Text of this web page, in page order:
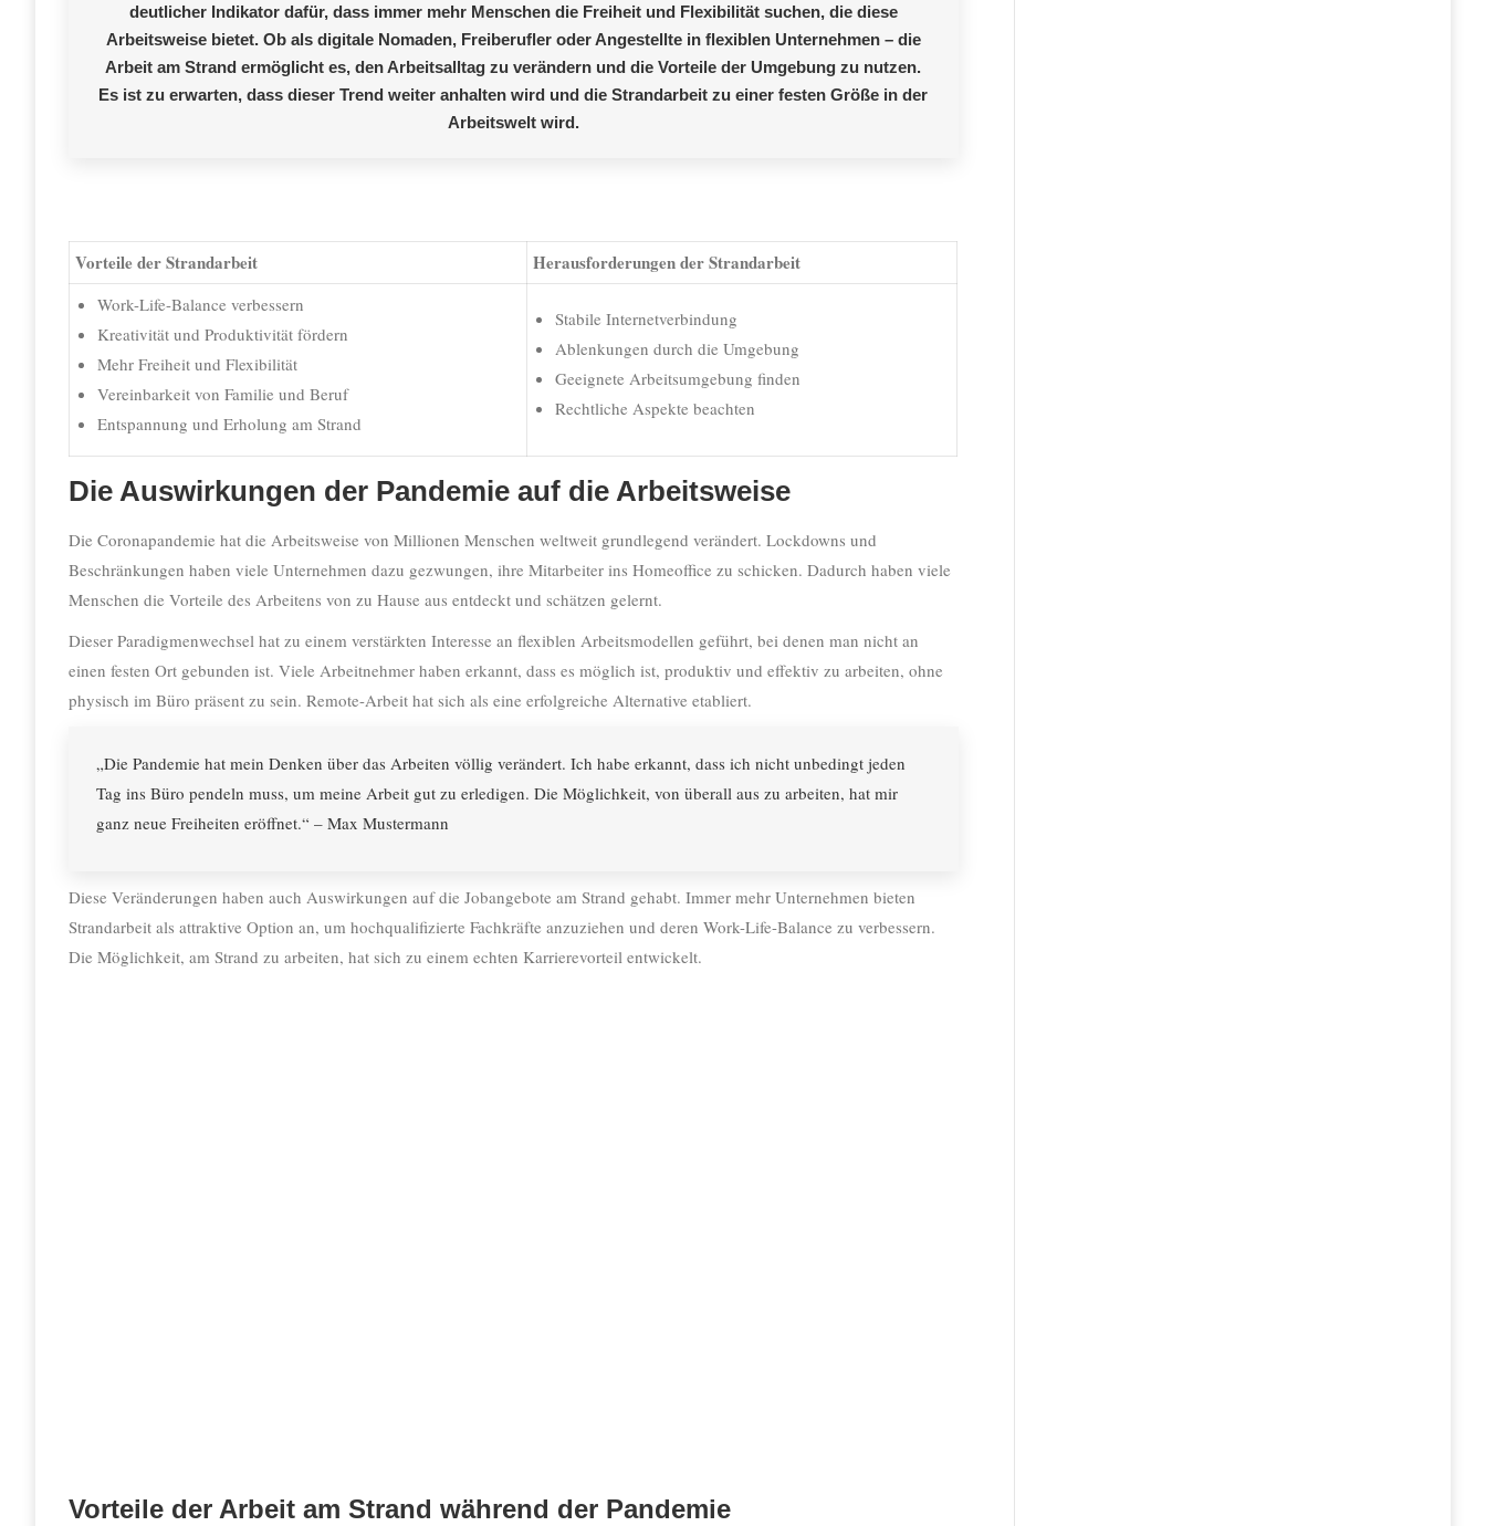
deutlicher Indikator dafür, dass immer mehr Menschen die Freiheit und Flexibilität suchen, die diese
Arbeitsweise bietet. Ob als digitale Nomaden, Freiberufler oder Angestellte in flexiblen Unternehmen – die
Arbeit am Strand ermöglicht es, den Arbeitsalltag zu verändern und die Vorteile der Umgebung zu nutzen.
Es ist zu erwarten, dass dieser Trend weiter anhalten wird und die Strandarbeit zu einer festen Größe in der
Arbeitswelt wird.
Vorteile der Strandarbeit Herausforderungen der Strandarbeit
Work-Life-Balance verbessern
Kreativität und Produktivität fördern
Mehr Freiheit und Flexibilität
Vereinbarkeit von Familie und Beruf
Entspannung und Erholung am Strand
Stabile Internetverbindung
Ablenkungen durch die Umgebung
Geeignete Arbeitsumgebung finden
Rechtliche Aspekte beachten
Die Auswirkungen der Pandemie auf die Arbeitsweise
Die Coronapandemie hat die Arbeitsweise von Millionen Menschen weltweit grundlegend verändert. Lockdowns und
Beschränkungen haben viele Unternehmen dazu gezwungen, ihre Mitarbeiter ins Homeoffice zu schicken. Dadurch haben viele
Menschen die Vorteile des Arbeitens von zu Hause aus entdeckt und schätzen gelernt.
Dieser Paradigmenwechsel hat zu einem verstärkten Interesse an flexiblen Arbeitsmodellen geführt, bei denen man nicht an
einen festen Ort gebunden ist. Viele Arbeitnehmer haben erkannt, dass es möglich ist, produktiv und effektiv zu arbeiten, ohne
physisch im Büro präsent zu sein. Remote-Arbeit hat sich als eine erfolgreiche Alternative etabliert.
„Die Pandemie hat mein Denken über das Arbeiten völlig verändert. Ich habe erkannt, dass ich nicht unbedingt jeden
Tag ins Büro pendeln muss, um meine Arbeit gut zu erledigen. Die Möglichkeit, von überall aus zu arbeiten, hat mir
ganz neue Freiheiten eröffnet.“ – Max Mustermann
Diese Veränderungen haben auch Auswirkungen auf die Jobangebote am Strand gehabt. Immer mehr Unternehmen bieten
Strandarbeit als attraktive Option an, um hochqualifizierte Fachkräfte anzuziehen und deren Work-Life-Balance zu verbessern.
Die Möglichkeit, am Strand zu arbeiten, hat sich zu einem echten Karrierevorteil entwickelt.
Vorteile der Arbeit am Strand während der Pandemie